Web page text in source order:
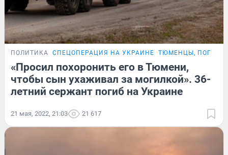
ПОЛИТИКА СПЕЦОПЕРАЦИЯ НА УКРАИНЕ ТЮМЕНЦЫ,
«Просил похоронить его в Тюмени,
чтобы сын ухаживал за могилкой». 36-
летний сержант погиб на Украине
21 мая, 2022, 21:03 21 617